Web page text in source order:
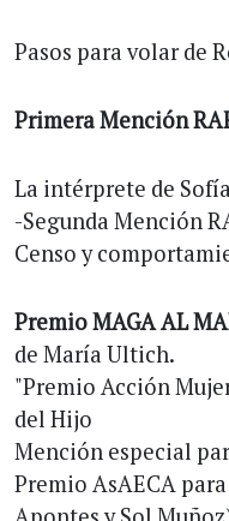
Pasos para volar de
Primera Mención
La intérprete de
-Segunda Mención
Censo y
Premio MAGA AL
de María Ultich.
"Premio Acción
del Hijo
Mención especial
Premio AsAECA